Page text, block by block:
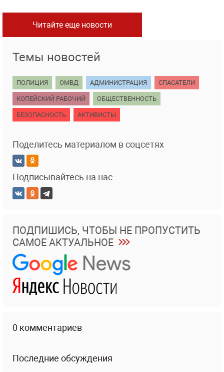
Читайте еще новости
Темы новостей
ПОЛИЦИЯ ОМВД АДМИНИСТРАЦИЯ СПАСАТЕЛИ
КОПЕЙСКИЙ РАБОЧИЙ ОБЩЕСТВЕННОСТЬ
БЕЗОПАСНОСТЬ АКТИВИСТЫ
Поделитесь материалом в соцсетях
Подписывайтесь на нас
ПОДПИШИСЬ, ЧТОБЫ НЕ ПРОПУСТИТЬ
САМОЕ АКТУАЛЬНОЕ
0 комментариев
Последние обсуждения